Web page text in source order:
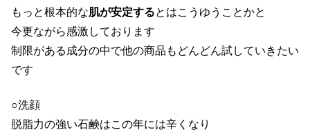
もっと根本的な肌が安定するとはこうゆうことかと
今更ながら感激しております
制限がある成分の中で他の商品もどんどん試していきたい
です
○洗顔
脱脂力の強い石鹸はこの年には辛くなり